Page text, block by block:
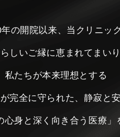
の開院以来、当クリニッ
しいご縁に恵まれてまい
私たちが本来理想とする
が完全に守られた、静寂と
心身と深く向き合う医療